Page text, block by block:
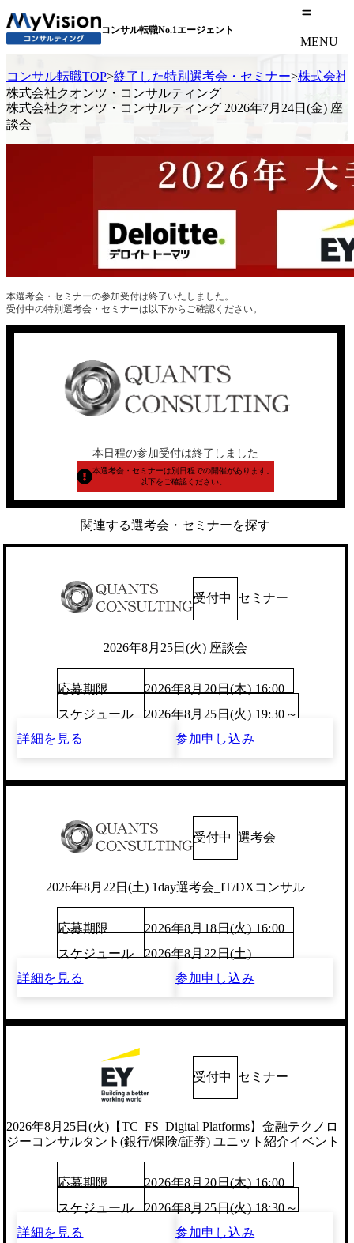
コンサル転職No.1エージェント
MENU
コンサル転職TOP>終了した特別選考会・セミナー>株式会社
株式会社クオンツ・コンサルティング
株式会社クオンツ・コンサルティング 2026年7月24日(金) 座
談会
本選考会・セミナーの参加受付は終了いたしました。
受付中の特別選考会・セミナーは以下からご確認ください。
本日程の参加受付は終了しました
本選考会・セミナーは別日程での開催があります。
以下をご確認ください。
関連する選考会・セミナーを探す
受付中 セミナー
2026年8月25日(火) 座談会
応募期限
2026年8月20日(木) 16:00
スケジュール
2026年8月25日(火) 19:30～
詳細を見る
参加申し込み
受付中 選考会
2026年8月22日(土) 1day選考会_IT/DXコンサル
応募期限
2026年8月18日(火) 16:00
スケジュール
2026年8月22日(土)
詳細を見る
参加申し込み
受付中 セミナー
2026年8月25日(火)【TC_FS_Digital Platforms】金融テクノロ
ジーコンサルタント(銀行/保険/証券) ユニット紹介イベント
応募期限
2026年8月20日(木) 16:00
スケジュール
2026年8月25日(火) 18:30～
詳細を見る
参加申し込み